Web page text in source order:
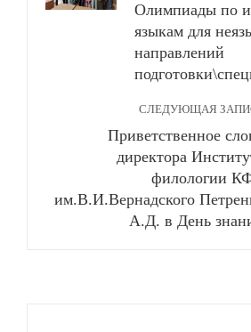
Олимпиады по
языкам для
направлений
СЛЕДУЮЩАЯ
Приветственное
директора
филологии
им.В.И.Вернадского
А.Д. в День